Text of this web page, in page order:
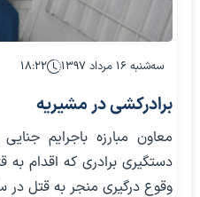
سه‌شنبه ۱۶ مرداد ۱۳۹۷ ۱۸:۲۲
برادرکشی در مشیریه
معاون مبارزه باجرایم
دستگیری برادری که اقدام به
وقوع درگیری منجر به قتل در ساعت 11